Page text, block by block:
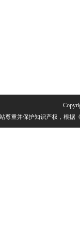
尊重并保护知识产权，根据